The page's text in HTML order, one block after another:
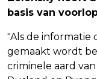
basis van
"Als de informatie
gemaakt wordt
criminele aard